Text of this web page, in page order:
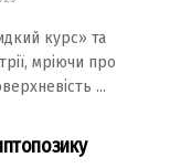
курс» та
мріючи про
...